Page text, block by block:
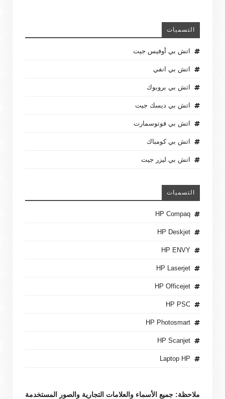
التسميات
اتش بي أوفيس جيت
اتش بي انفي
اتش بي بروبوك
اتش بي ديسك جيت
اتش بي فوتوسمارت
اتش بي كومباك
اتش بي ليزر جيت
التسميات
HP Compaq
HP Deskjet
HP ENVY
HP Laserjet
HP Officejet
HP PSC
HP Photosmart
HP Scanjet
Laptop HP
ملاحظة: جميع الأسماء والعلامات التجارية والصور المستخدمة